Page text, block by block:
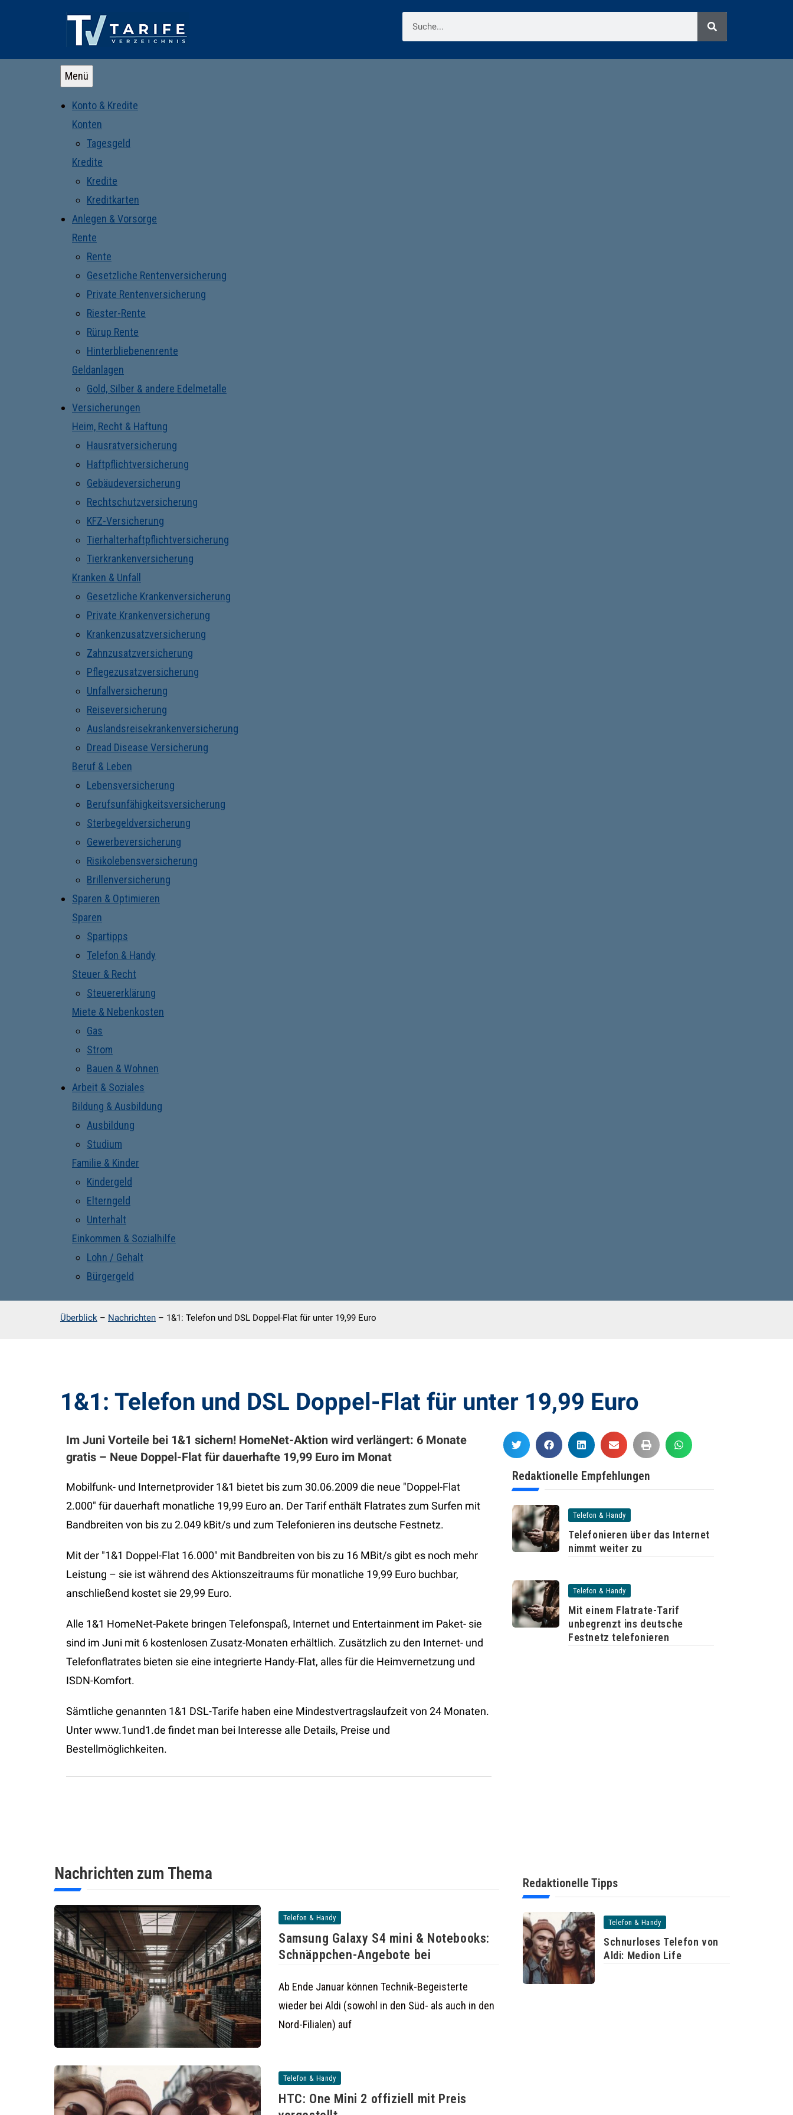
Menü
Konto & Kredite
Konten
Tagesgeld
Kredite
Kredite
Kreditkarten
Anlegen & Vorsorge
Rente
Rente
Gesetzliche Rentenversicherung
Private Rentenversicherung
Riester-Rente
Rürup Rente
Hinterbliebenenrente
Geldanlagen
Gold, Silber & andere Edelmetalle
Versicherungen
Heim, Recht & Haftung
Hausratversicherung
Haftpflichtversicherung
Gebäudeversicherung
Rechtschutzversicherung
KFZ-Versicherung
Tierhalterhaftpflichtversicherung
Tierkrankenversicherung
Kranken & Unfall
Gesetzliche Krankenversicherung
Private Krankenversicherung
Krankenzusatzversicherung
Zahnzusatzversicherung
Pflegezusatzversicherung
Unfallversicherung
Reiseversicherung
Auslandsreisekrankenversicherung
Dread Disease Versicherung
Beruf & Leben
Lebensversicherung
Berufsunfähigkeitsversicherung
Sterbegeldversicherung
Gewerbeversicherung
Risikolebensversicherung
Brillenversicherung
Sparen & Optimieren
Sparen
Spartipps
Telefon & Handy
Steuer & Recht
Steuererklärung
Miete & Nebenkosten
Gas
Strom
Bauen & Wohnen
Arbeit & Soziales
Bildung & Ausbildung
Ausbildung
Studium
Familie & Kinder
Kindergeld
Elterngeld
Unterhalt
Einkommen & Sozialhilfe
Lohn / Gehalt
Bürgergeld
Überblick – Nachrichten – 1&1: Telefon und DSL Doppel-Flat für unter 19,99 Euro
1&1: Telefon und DSL Doppel-Flat für unter 19,99 Euro
Im Juni Vorteile bei 1&1 sichern! HomeNet-Aktion wird verlängert: 6 Monate
gratis – Neue Doppel-Flat für dauerhafte 19,99 Euro im Monat
Mobilfunk- und Internetprovider 1&1 bietet bis zum 30.06.2009 die neue "Doppel-Flat
2.000" für dauerhaft monatliche 19,99 Euro an. Der Tarif enthält Flatrates zum Surfen mit
Bandbreiten von bis zu 2.049 kBit/s und zum Telefonieren ins deutsche Festnetz.
Mit der "1&1 Doppel-Flat 16.000" mit Bandbreiten von bis zu 16 MBit/s gibt es noch mehr
Leistung – sie ist während des Aktionszeitraums für monatliche 19,99 Euro buchbar,
anschließend kostet sie 29,99 Euro.
Alle 1&1 HomeNet-Pakete bringen Telefonspaß, Internet und Entertainment im Paket- sie
sind im Juni mit 6 kostenlosen Zusatz-Monaten erhältlich. Zusätzlich zu den Internet- und
Telefonflatrates bieten sie eine integrierte Handy-Flat, alles für die Heimvernetzung und
ISDN-Komfort.
Sämtliche genannten 1&1 DSL-Tarife haben eine Mindestvertragslaufzeit von 24 Monaten.
Unter www.1und1.de findet man bei Interesse alle Details, Preise und
Bestellmöglichkeiten.
Redaktionelle Empfehlungen
Telefon & Handy
Telefonieren über das Internet
nimmt weiter zu
Telefon & Handy
Mit einem Flatrate-Tarif
unbegrenzt ins deutsche
Festnetz telefonieren
Nachrichten zum Thema
Telefon & Handy
Samsung Galaxy S4 mini & Notebooks:
Schnäppchen-Angebote bei
Ab Ende Januar können Technik-Begeisterte
wieder bei Aldi (sowohl in den Süd- als auch in den
Nord-Filialen) auf
Telefon & Handy
HTC: One Mini 2 offiziell mit Preis
Redaktionelle Tipps
Telefon & Handy
Schnurloses Telefon von
Aldi: Medion Life